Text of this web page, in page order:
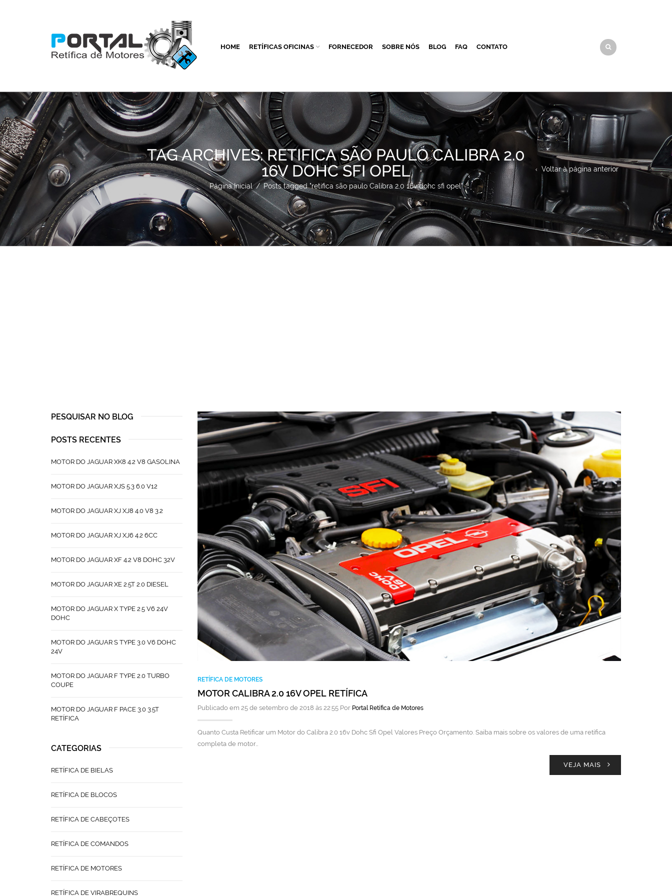
HOME RETÍFICAS OFICINAS FORNECEDOR SOBRE NÓS BLOG FAQ CONTATO
TAG ARCHIVES: RETIFICA SÃO PAULO CALIBRA 2.0
16V DOHC SFI OPEL
Página Inicial / Posts tagged "retifica são paulo Calibra 2.0 16v dohc sfi opel"
Voltar à página anterior
RETÍFICA DE MOTORES
MOTOR CALIBRA 2.0 16V OPEL RETÍFICA
Publicado em 25 de setembro de 2018 às 22:55 Por Portal Retífica de Motores
Quanto Custa Retificar um Motor do Calibra 2.0 16v Dohc Sfi Opel Valores Preço Orçamento. Saiba mais sobre os valores de uma retífica
completa de motor…
VEJA MAIS
PESQUISAR NO BLOG
POSTS RECENTES
MOTOR DO JAGUAR XK8 4.2 V8 GASOLINA
MOTOR DO JAGUAR XJS 5.3 6.0 V12
MOTOR DO JAGUAR XJ XJ8 4.0 V8 3.2
MOTOR DO JAGUAR XJ XJ6 4.2 6CC
MOTOR DO JAGUAR XF 4.2 V8 DOHC 32V
MOTOR DO JAGUAR XE 2.5T 2.0 DIESEL
MOTOR DO JAGUAR X TYPE 2.5 V6 24V
DOHC
MOTOR DO JAGUAR S TYPE 3.0 V6 DOHC
24V
MOTOR DO JAGUAR F TYPE 2.0 TURBO
COUPE
MOTOR DO JAGUAR F PACE 3.0 3.5T
RETÍFICA
CATEGORIAS
RETÍFICA DE BIELAS
RETÍFICA DE BLOCOS
RETÍFICA DE CABEÇOTES
RETÍFICA DE COMANDOS
RETÍFICA DE MOTORES
RETÍFICA DE VIRABREQUINS